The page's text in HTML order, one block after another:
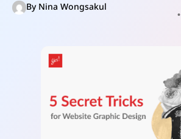
ByNina Wongsakul